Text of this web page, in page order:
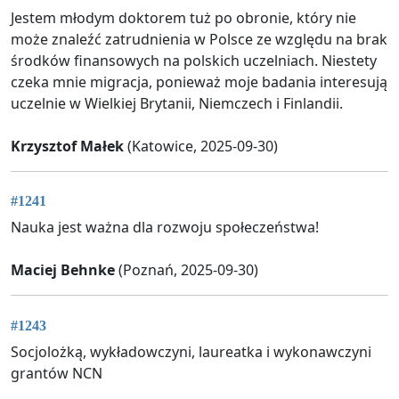
Jestem młodym doktorem tuż po obronie, który nie
może znaleźć zatrudnienia w Polsce ze względu na brak
środków finansowych na polskich uczelniach. Niestety
czeka mnie migracja, ponieważ moje badania interesują
uczelnie w Wielkiej Brytanii, Niemczech i Finlandii.
Krzysztof Małek(Katowice, 2025-09-30)
#1241
Nauka jest ważna dla rozwoju społeczeństwa!
Maciej Behnke(Poznań, 2025-09-30)
#1243
Socjolożką, wykładowczyni, laureatka i wykonawczyni
grantów NCN